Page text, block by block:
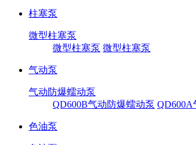
柱塞泵
微型柱塞泵
微型柱塞泵 微型柱塞泵
气动泵
气动防爆蠕动泵
QD600B气动防爆蠕动泵 QD600A
色油泵